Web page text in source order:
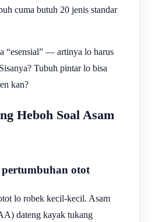
cuma butuh 20 jenis standar
“esensial” — artinya lo harus
Tubuh pintar lo bisa
kan?
Heboh Soal Asam
otot
lo robek kecil-kecil. Asam
dateng kayak tukang